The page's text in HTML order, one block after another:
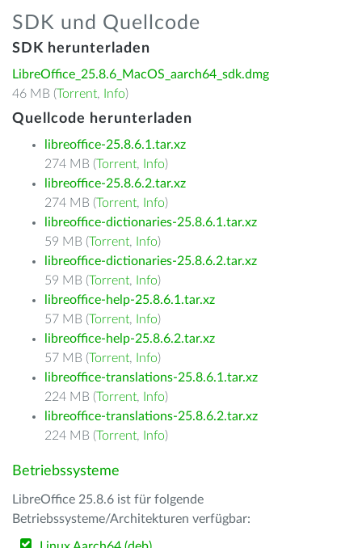
SDK und Quellcode
SDK herunterladen
LibreOffice_25.8.6_MacOS_aarch64_sdk.dmg
46 MB (Torrent, Info)
Quellcode herunterladen
libreoffice-25.8.6.1.tar.xz
274 MB (Torrent, Info)
libreoffice-25.8.6.2.tar.xz
274 MB (Torrent, Info)
libreoffice-dictionaries-25.8.6.1.tar.xz
59 MB (Torrent, Info)
libreoffice-dictionaries-25.8.6.2.tar.xz
59 MB (Torrent, Info)
libreoffice-help-25.8.6.1.tar.xz
57 MB (Torrent, Info)
libreoffice-help-25.8.6.2.tar.xz
57 MB (Torrent, Info)
libreoffice-translations-25.8.6.1.tar.xz
224 MB (Torrent, Info)
libreoffice-translations-25.8.6.2.tar.xz
224 MB (Torrent, Info)
Betriebssysteme
LibreOffice 25.8.6 ist für folgende
Betriebssysteme/Architekturen verfügbar: